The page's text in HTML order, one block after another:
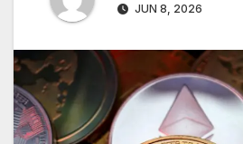
JUN 8, 2026